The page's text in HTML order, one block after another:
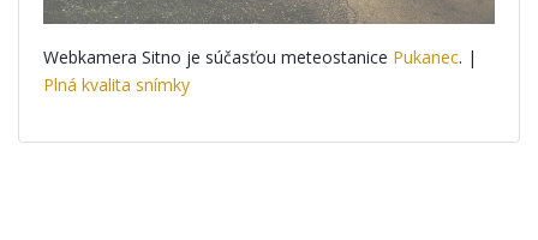
Webkamera Sitno je súčasťou meteostanice Pukanec. |
Plná kvalita snímky